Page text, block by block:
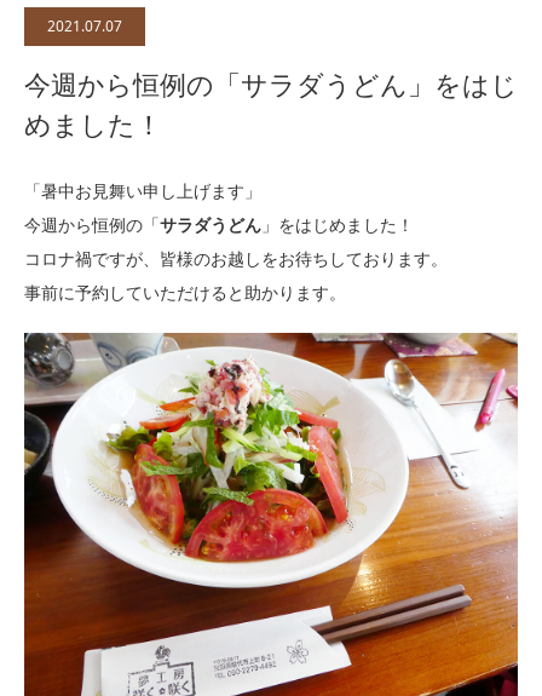
2021.07.07
今週から恒例の「サラダうどん」をはじ
めました！
「暑中お見舞い申し上げます」
今週から恒例の「サラダうどん 」をはじめました！
コロナ禍ですが、皆様のお越しをお待ちしております。
事前に予約していただけると助かります。